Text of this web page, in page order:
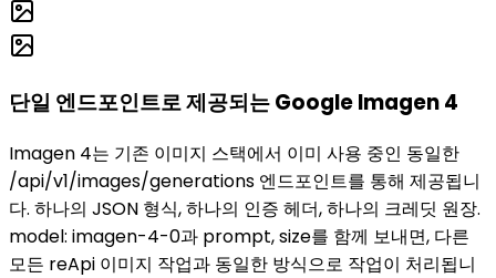
단일 엔드포인트로 제공되는 Google Imagen 4
Imagen 4는 기존 이미지 스택에서 이미 사용 중인 동일한
/api/v1/images/generations 엔드포인트를 통해 제공됩니
다. 하나의 JSON 형식, 하나의 인증 헤더, 하나의 크레딧 원장.
model: imagen-4-0과 prompt, size를 함께 보내면, 다른
모든 reApi 이미지 작업과 동일한 방식으로 작업이 처리됩니